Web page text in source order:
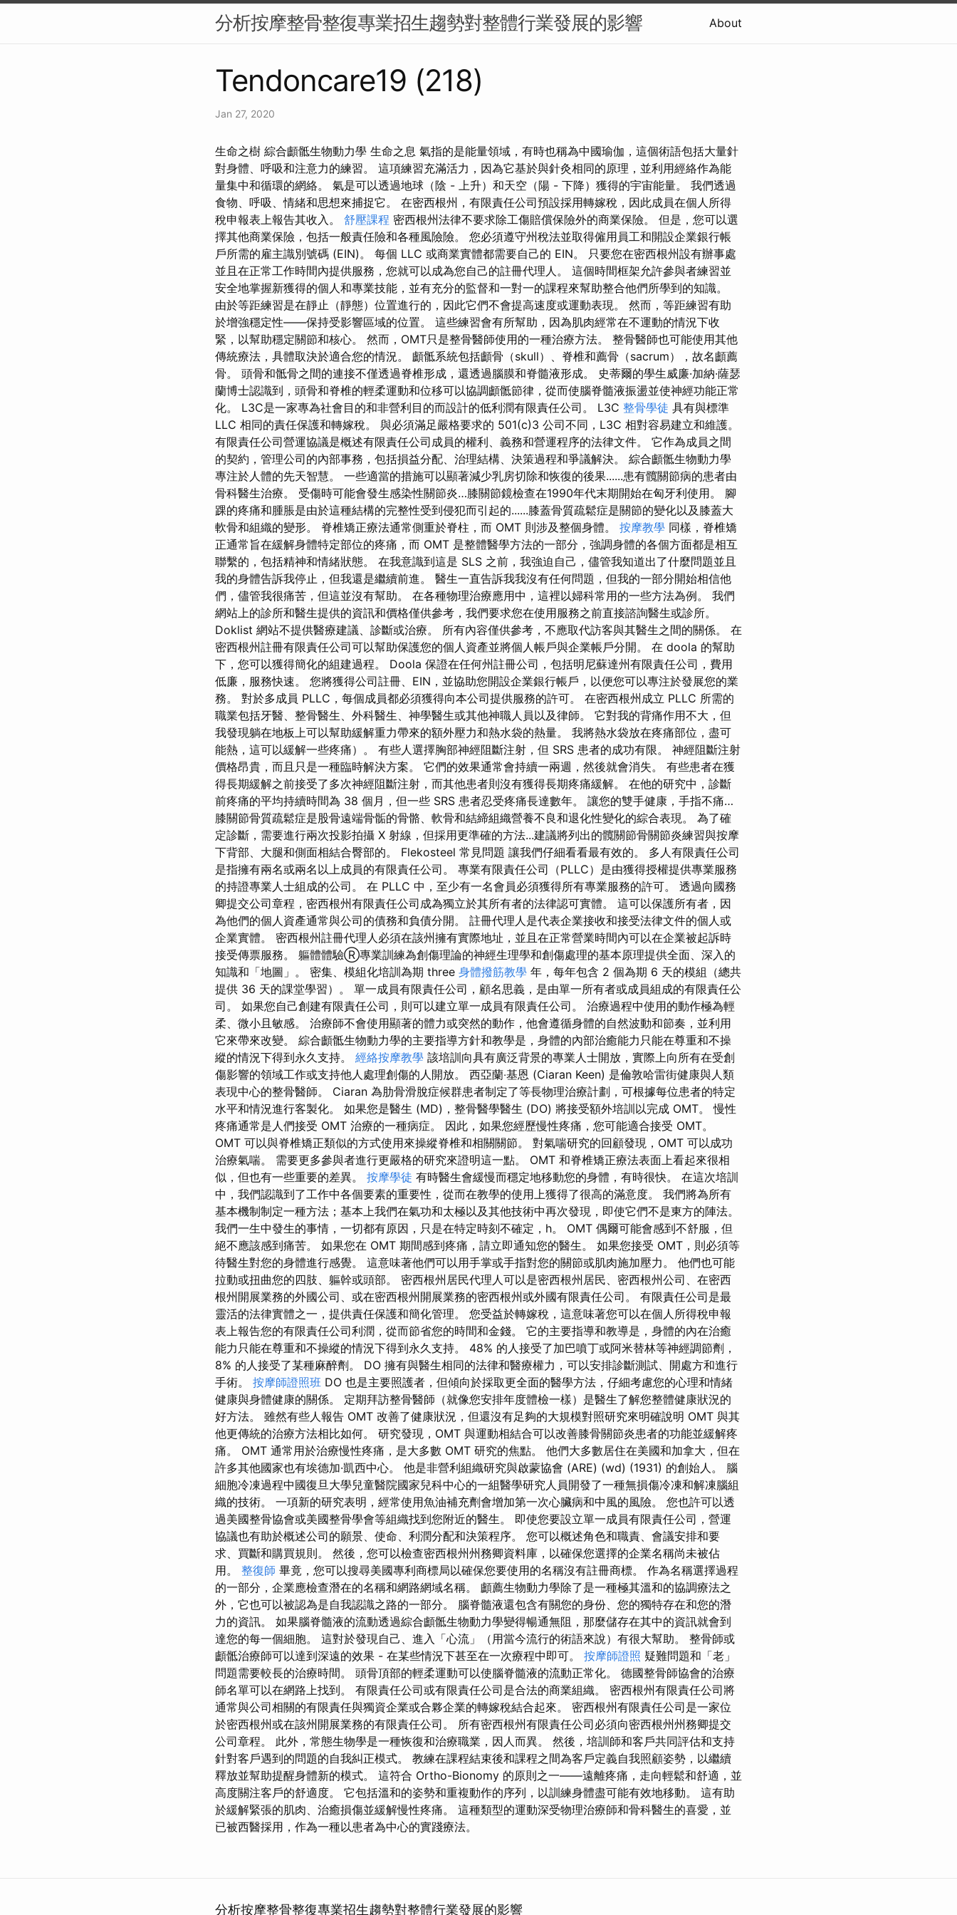
分析按摩整骨整復專業招生趨勢對整體行業發展的影響 About
Tendoncare19 (218)
Jan 27, 2020
生命之樹 綜合顱骶生物動力學 生命之息 氣指的是能量領域，有時也稱為中國瑜伽，這個術語包括大量針
對身體、呼吸和注意力的練習。 這項練習充滿活力，因為它基於與針灸相同的原理，並利用經絡作為能
量集中和循環的網絡。 氣是可以透過地球（陰 - 上升）和天空（陽 - 下降）獲得的宇宙能量。 我們透過
食物、呼吸、情緒和思想來捕捉它。 在密西根州，有限責任公司預設採用轉嫁稅，因此成員在個人所得
稅申報表上報告其收入。 舒壓課程 密西根州法律不要求除工傷賠償保險外的商業保險。 但是，您可以選
擇其他商業保險，包括一般責任險和各種風險險。 您必須遵守州稅法並取得僱用員工和開設企業銀行帳
戶所需的雇主識別號碼 (EIN)。 每個 LLC 或商業實體都需要自己的 EIN。 只要您在密西根州設有辦事處
並且在正常工作時間內提供服務，您就可以成為您自己的註冊代理人。 這個時間框架允許參與者練習並
安全地掌握新獲得的個人和專業技能，並有充分的監督和一對一的課程來幫助整合他們所學到的知識。
由於等距練習是在靜止（靜態）位置進行的，因此它們不會提高速度或運動表現。 然而，等距練習有助
於增強穩定性——保持受影響區域的位置。 這些練習會有所幫助，因為肌肉經常在不運動的情況下收
緊，以幫助穩定關節和核心。 然而，OMT只是整骨醫師使用的一種治療方法。 整骨醫師也可能使用其他
傳統療法，具體取決於適合您的情況。 顱骶系統包括顱骨（skull）、脊椎和薦骨（sacrum），故名顱薦
骨。 頭骨和骶骨之間的連接不僅透過脊椎形成，還透過腦膜和脊髓液形成。 史蒂爾的學生威廉·加納·薩瑟
蘭博士認識到，頭骨和脊椎的輕柔運動和位移可以協調顱骶節律，從而使腦脊髓液振盪並使神經功能正常
化。 L3C是一家專為社會目的和非營利目的而設計的低利潤有限責任公司。 L3C 整骨學徒 具有與標準
LLC 相同的責任保護和轉嫁稅。 與必須滿足嚴格要求的 501(c)3 公司不同，L3C 相對容易建立和維護。
有限責任公司營運協議是概述有限責任公司成員的權利、義務和營運程序的法律文件。 它作為成員之間
的契約，管理公司的內部事務，包括損益分配、治理結構、決策過程和爭議解決。 綜合顱骶生物動力學
專注於人體的先天智慧。 一些適當的措施可以顯著減少乳房切除和恢復的後果......患有髖關節病的患者由
骨科醫生治療。 受傷時可能會發生感染性關節炎…膝關節鏡檢查在1990年代末期開始在匈牙利使用。 腳
踝的疼痛和腫脹是由於這種結構的完整性受到侵犯而引起的......膝蓋骨質疏鬆症是關節的變化以及膝蓋大
軟骨和組織的變形。 脊椎矯正療法通常側重於脊柱，而 OMT 則涉及整個身體。 按摩教學 同樣，脊椎矯
正通常旨在緩解身體特定部位的疼痛，而 OMT 是整體醫學方法的一部分，強調身體的各個方面都是相互
聯繫的，包括精神和情緒狀態。 在我意識到這是 SLS 之前，我強迫自己，儘管我知道出了什麼問題並且
我的身體告訴我停止，但我還是繼續前進。 醫生一直告訴我我沒有任何問題，但我的一部分開始相信他
們，儘管我很痛苦，但這並沒有幫助。 在各種物理治療應用中，這裡以婦科常用的一些方法為例。 我們
網站上的診所和醫生提供的資訊和價格僅供參考，我們要求您在使用服務之前直接諮詢醫生或診所。
Doklist 網站不提供醫療建議、診斷或治療。 所有內容僅供參考，不應取代訪客與其醫生之間的關係。 在
密西根州註冊有限責任公司可以幫助保護您的個人資產並將個人帳戶與企業帳戶分開。 在 doola 的幫助
下，您可以獲得簡化的組建過程。 Doola 保證在任何州註冊公司，包括明尼蘇達州有限責任公司，費用
低廉，服務快速。 您將獲得公司註冊、EIN，並協助您開設企業銀行帳戶，以便您可以專注於發展您的業
務。 對於多成員 PLLC，每個成員都必須獲得向本公司提供服務的許可。 在密西根州成立 PLLC 所需的
職業包括牙醫、整骨醫生、外科醫生、神學醫生或其他神職人員以及律師。 它對我的背痛作用不大，但
我發現躺在地板上可以幫助緩解重力帶來的額外壓力和熱水袋的熱量。 我將熱水袋放在疼痛部位，盡可
能熱，這可以緩解一些疼痛）。 有些人選擇胸部神經阻斷注射，但 SRS 患者的成功有限。 神經阻斷注射
價格昂貴，而且只是一種臨時解決方案。 它們的效果通常會持續一兩週，然後就會消失。 有些患者在獲
得長期緩解之前接受了多次神經阻斷注射，而其他患者則沒有獲得長期疼痛緩解。 在他的研究中，診斷
前疼痛的平均持續時間為 38 個月，但一些 SRS 患者忍受疼痛長達數年。 讓您的雙手健康，手指不痛…
膝關節骨質疏鬆症是股骨遠端骨骺的骨骼、軟骨和結締組織營養不良和退化性變化的綜合表現。 為了確
定診斷，需要進行兩次投影拍攝 X 射線，但採用更準確的方法...建議將列出的髖關節骨關節炎練習與按摩
下背部、大腿和側面相結合臀部的。 Flekosteel 常見問題 讓我們仔細看看最有效的。 多人有限責任公司
是指擁有兩名或兩名以上成員的有限責任公司。 專業有限責任公司（PLLC）是由獲得授權提供專業服務
的持證專業人士組成的公司。 在 PLLC 中，至少有一名會員必須獲得所有專業服務的許可。 透過向國務
卿提交公司章程，密西根州有限責任公司成為獨立於其所有者的法律認可實體。 這可以保護所有者，因
為他們的個人資產通常與公司的債務和負債分開。 註冊代理人是代表企業接收和接受法律文件的個人或
企業實體。 密西根州註冊代理人必須在該州擁有實際地址，並且在正常營業時間內可以在企業被起訴時
接受傳票服務。 軀體體驗Ⓡ專業訓練為創傷理論的神經生理學和創傷處理的基本原理提供全面、深入的
知識和「地圖」。 密集、模組化培訓為期 three 身體撥筋教學 年，每年包含 2 個為期 6 天的模組（總共
提供 36 天的課堂學習）。 單一成員有限責任公司，顧名思義，是由單一所有者或成員組成的有限責任公
司。 如果您自己創建有限責任公司，則可以建立單一成員有限責任公司。 治療過程中使用的動作極為輕
柔、微小且敏感。 治療師不會使用顯著的體力或突然的動作，他會遵循身體的自然波動和節奏，並利用
它來帶來改變。 綜合顱骶生物動力學的主要指導方針和教學是，身體的內部治癒能力只能在尊重和不操
縱的情況下得到永久支持。 經絡按摩教學 該培訓向具有廣泛背景的專業人士開放，實際上向所有在受創
傷影響的領域工作或支持他人處理創傷的人開放。 西亞蘭‧基恩 (Ciaran Keen) 是倫敦哈雷街健康與人類
表現中心的整骨醫師。 Ciaran 為肋骨滑脫症候群患者制定了等長物理治療計劃，可根據每位患者的特定
水平和情況進行客製化。 如果您是醫生 (MD)，整骨醫學醫生 (DO) 將接受額外培訓以完成 OMT。 慢性
疼痛通常是人們接受 OMT 治療的一種病症。 因此，如果您經歷慢性疼痛，您可能適合接受 OMT。
OMT 可以與脊椎矯正類似的方式使用來操縱脊椎和相關關節。 對氣喘研究的回顧發現，OMT 可以成功
治療氣喘。 需要更多參與者進行更嚴格的研究來證明這一點。 OMT 和脊椎矯正療法表面上看起來很相
似，但也有一些重要的差異。 按摩學徒 有時醫生會緩慢而穩定地移動您的身體，有時很快。 在這次培訓
中，我們認識到了工作中各個要素的重要性，從而在教學的使用上獲得了很高的滿意度。 我們將為所有
基本機制制定一種方法；基本上我們在氣功和太極以及其他技術中再次發現，即使它們不是東方的陣法。
我們一生中發生的事情，一切都有原因，只是在特定時刻不確定，h。 OMT 偶爾可能會感到不舒服，但
絕不應該感到痛苦。 如果您在 OMT 期間感到疼痛，請立即通知您的醫生。 如果您接受 OMT，則必須等
待醫生對您的身體進行感覺。 這意味著他們可以用手掌或手指對您的關節或肌肉施加壓力。 他們也可能
拉動或扭曲您的四肢、軀幹或頭部。 密西根州居民代理人可以是密西根州居民、密西根州公司、在密西
根州開展業務的外國公司、或在密西根州開展業務的密西根州或外國有限責任公司。 有限責任公司是最
靈活的法律實體之一，提供責任保護和簡化管理。 您受益於轉嫁稅，這意味著您可以在個人所得稅申報
表上報告您的有限責任公司利潤，從而節省您的時間和金錢。 它的主要指導和教導是，身體的內在治癒
能力只能在尊重和不操縱的情況下得到永久支持。 48% 的人接受了加巴噴丁或阿米替林等神經調節劑，
8% 的人接受了某種麻醉劑。 DO 擁有與醫生相同的法律和醫療權力，可以安排診斷測試、開處方和進行
手術。 按摩師證照班 DO 也是主要照護者，但傾向於採取更全面的醫學方法，仔細考慮您的心理和情緒
健康與身體健康的關係。 定期拜訪整骨醫師（就像您安排年度體檢一樣）是醫生了解您整體健康狀況的
好方法。 雖然有些人報告 OMT 改善了健康狀況，但還沒有足夠的大規模對照研究來明確說明 OMT 與其
他​​更傳統的治療方法相比如何。 研究發現，OMT 與運動相結合可以改善膝骨關節炎患者的功能並緩解疼
痛。 OMT 通常用於治療慢性疼痛，是大多數 OMT 研究的焦點。 他們大多數居住在美國和加拿大，但在
許多其他國家也有埃德加·凱西中心。 他是非營利組織研究與啟蒙協會 (ARE) (wd) (1931) 的創始人。 腦
細胞冷凍過程中國復旦大學兒童醫院國家兒科中心的一組醫學研究人員開發了一種無損傷冷凍和解凍腦組
織的技術。 一項新的研究表明，經常使用魚油補充劑會增加第一次心臟病和中風的風險。 您也許可以透
過美國整骨協會或美國整骨學會等組織找到您附近的醫生。 即使您要設立單一成員有限責任公司，營運
協議也有助於概述公司的願景、使命、利潤分配和決策程序。 您可以概述角色和職責、會議安排和要
求、買斷和購買規則。 然後，您可以檢查密西根州州務卿資料庫，以確保您選擇的企業名稱尚未被佔
用。 整復師 畢竟，您可以搜尋美國專利商標局以確保您要使用的名稱沒有註冊商標。 作為名稱選擇過程
的一部分，企業應檢查潛在的名稱和網路網域名稱。 顱薦生物動力學除了是一種極其溫和的協調療法之
外，它也可以被認為是自我認識之路的一部分。 腦脊髓液還包含有關您的身份、您的獨特存在和您的潛
力的資訊。 如果腦脊髓液的流動透過綜合顱骶生物動力學變得暢通無阻，那麼儲存在其中的資訊就會到
達您的每一個細胞。 這對於發現自己、進入「心流」（用當今流行的術語來說）有很大幫助。 整骨師或
顱骶治療師可以達到深遠的效果 - 在某些情況下甚至在一次療程中即可。 按摩師證照 疑難問題和「老」
問題需要較長的治療時間。 頭骨頂部的輕柔運動可以使腦脊髓液的流動正常化。 德國整骨師協會的治療
師名單可以在網路上找到。 有限責任公司或有限責任公司是合法的商業組織。 密西根州有限責任公司將
通常與公司相關的有限責任與獨資企業或合夥企業的轉嫁稅結合起來。 密西根州有限責任公司是一家位
於密西根州或在該州開展業務的有限責任公司。 所有密西根州有限責任公司必須向密西根州州務卿提交
公司章程。 此外，常態生物學是一種恢復和治療職業，因人而異。 然後，培訓師和客戶共同評估和支持
針對客戶遇到的問題的自我糾正模式。 教練在課程結束後和課程之間為客戶定義自我照顧姿勢，以繼續
釋放並幫助提醒身體新的模式。 這符合 Ortho-Bionomy 的原則之一——遠離疼痛，走向輕鬆和舒適，並
高度關注客戶的舒適度。 它包括溫和的姿勢和重複動作的序列，以訓練身體盡可能有效地移動。 這有助
於緩解緊張的肌肉、治癒損傷並緩解慢性疼痛。 這種類型的運動深受物理治療師和骨科醫生的喜愛，並
已被西醫採用，作為一種以患者為中心的實踐療法。
分析按摩整骨整復專業招生趨勢對整體行業發展的影響